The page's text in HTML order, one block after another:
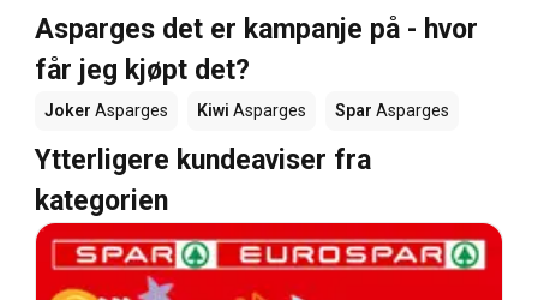
Asparges det er kampanje på - hvor
får jeg kjøpt det?
Joker Asparges Kiwi Asparges Spar Asparges
Ytterligere kundeaviser fra
kategorien